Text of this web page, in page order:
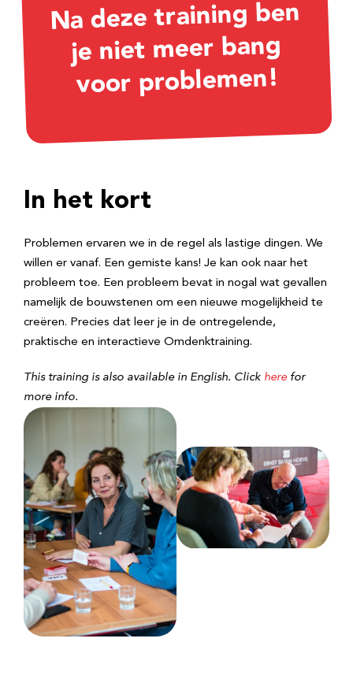
Na deze training ben
je niet meer bang
voor problemen!
In het kort
Problemen ervaren we in de regel als lastige dingen. We
willen er vanaf. Een gemiste kans! Je kan ook naar het
probleem toe. Een probleem bevat in nogal wat gevallen
namelijk de bouwstenen om een nieuwe mogelijkheid te
creëren. Precies dat leer je in de ontregelende,
praktische en interactieve Omdenktraining.
This training is also available in English. Click herefor
more info.